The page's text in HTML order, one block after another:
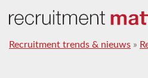
Recruitment trends & nieuws »